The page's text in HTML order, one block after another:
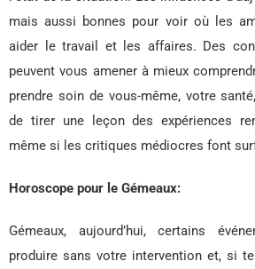
mais aussi bonnes pour voir où les
aider le travail et les affaires. Des
peuvent vous amener à mieux
prendre soin de vous-même, votre
de tirer une leçon des expériences
même si les critiques médiocres font
Horoscope pour le Gémeaux:
Gémeaux, aujourd’hui, certains
produire sans votre intervention et, si